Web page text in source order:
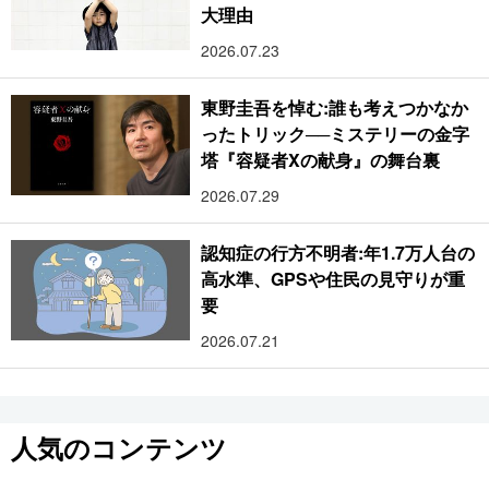
大理由
2026.07.23
東野圭吾を悼む:誰も考えつかなか
ったトリック──ミステリーの金字
塔『容疑者Xの献身』の舞台裏
2026.07.29
認知症の行方不明者:年1.7万人台の
高水準、GPSや住民の見守りが重
要
2026.07.21
人気のコンテンツ